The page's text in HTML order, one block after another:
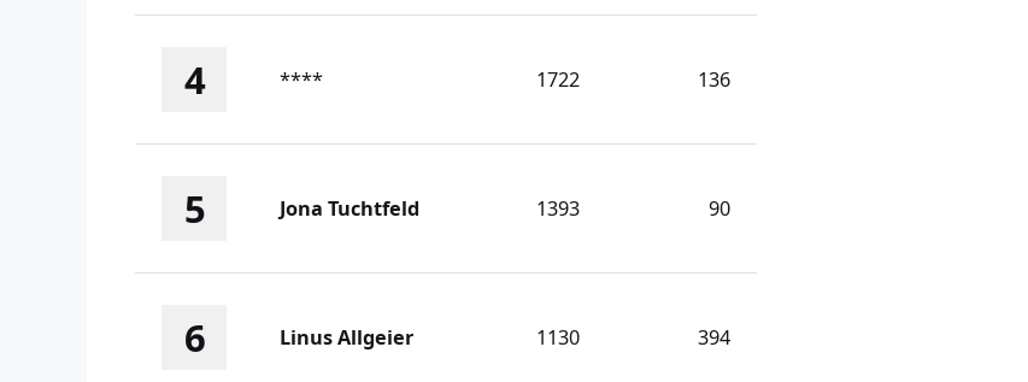
4 **** 1722 136
5 Jona Tuchtfeld 1393 90
6 Linus Allgeier 1130 394